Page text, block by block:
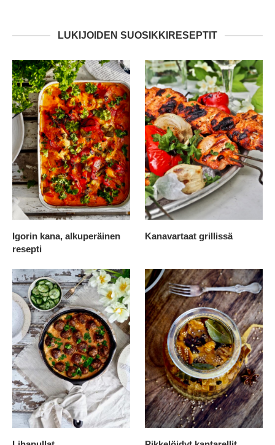
LUKIJOIDEN SUOSIKKIRESEPTIT
Igorin kana, alkuperäinen
resepti
Kanavartaat grillissä